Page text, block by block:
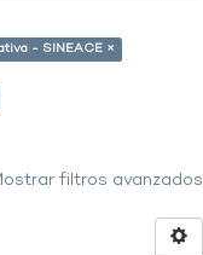
- SINEACE ×
filtros avanzados